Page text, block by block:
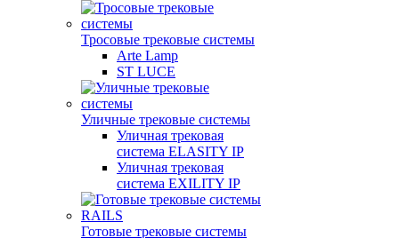
Тросовые трековые системы
Arte Lamp
ST LUCE
Уличные трековые системы
Уличная трековая
система ELASITY IP
Уличная трековая
система EXILITY IP
Готовые трековые системы